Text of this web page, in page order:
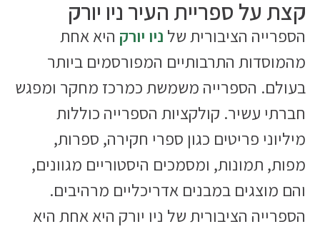
קצת על ספריית העיר ניו יורק
הספרייה הציבורית של ניו יורק היא אחת
מהמוסדות התרבותיים המפורסמים ביותר
בעולם. הספרייה משמשת כמרכז מחקר ומפגש
חברתי עשיר. קולקציות הספרייה כוללות
מיליוני פריטים כגון ספרי חקירה, ספרות,
מפות, תמונות, ומסמכים היסטוריים מגוונים,
והם מוצגים במבנים אדריכליים מרהיבים.
הספרייה הציבורית של ניו יורק היא אחת היא